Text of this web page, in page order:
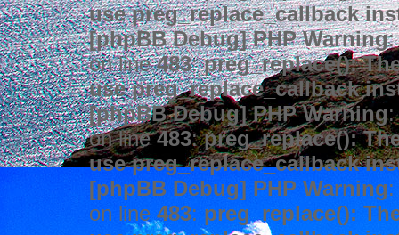
use preg_replace_callback
[phpBB Debug] PHP Warning:
on line483:preg_replace():
use preg_replace_callback
[phpBB Debug] PHP Warning:
on line483:preg_replace():
use preg_replace_callback
[phpBB Debug] PHP Warning
on line 483: preg_replace():